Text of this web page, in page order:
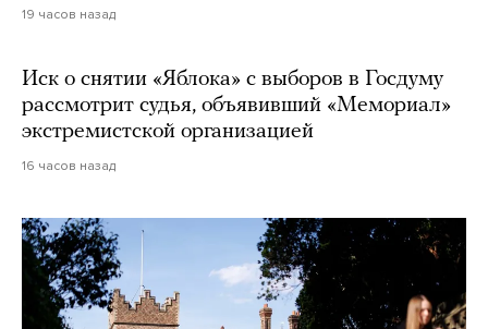
19 часов назад
Иск о снятии «Яблока» с выборов в Госдуму
рассмотрит судья, объявивший «Мемориал»
экстремистской организацией
16 часов назад